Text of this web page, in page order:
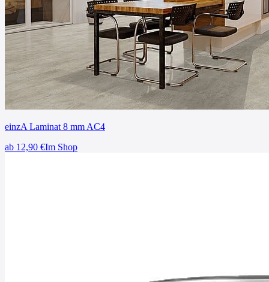
einzA Laminat 8 mm AC4
ab 12,90 €Im Shop